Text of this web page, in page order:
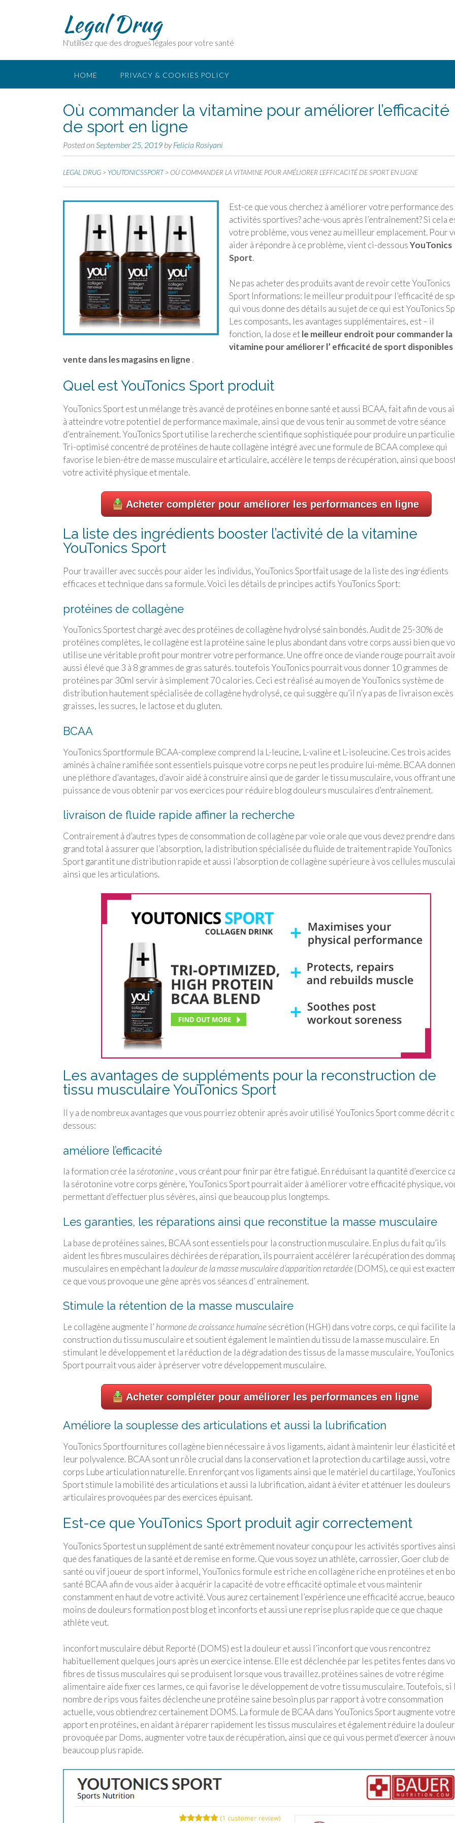
Legal Drug
N'utilisez que des drogues légales pour votre santé
HOME PRIVACY & COOKIES POLICY
Où commander la vitamine pour améliorer l’efficacité
de sport en ligne
Posted onSeptember 25, 2019 byFelicia Rosiyani
LEGAL DRUG > YOUTONICSSPORT > OÙ COMMANDER LA VITAMINE POUR AMÉLIORER L’EFFICACITÉ DE SPORT EN LIGNE
Est-ce que vous cherchez à améliorer votre performance des
activités sportives? ache-vous après l’entraînement? Si cela
votre problème, vous venez au meilleur emplacement. Pour
aider à répondre à ce problème, vient ci-dessousYouTonics
Sport.
Ne pas acheter des produits avant de revoir cette YouTonics
Sport Informations: le meilleur produit pour l’efficacité de
qui vous donne des détails au sujet de ce qui estYouTonics
Les composants, les avantages supplémentaires, est – il
fonction, la dose etle meilleur endroit pour commander la
vitamine pour améliorer l’ efficacité de sport disponibles
vente dans les magasins en ligne .
Quel estYouTonics Sport produit
YouTonics Sportest un mélange très avancé de protéines en bonne santé et aussi BCAA, fait afin de vous
à atteindre votre potentiel de performance maximale, ainsi que de vous tenir au sommet de votre séance
d’entraînement.YouTonics Sportutilise la recherche scientifique sophistiquée pour produire un
Tri-optimisé concentré de protéines de haute collagène intégré avec une formule de BCAA complexe qui
favorise le bien-être de masse musculaire et articulaire, accélère le temps de récupération, ainsi que
votre activité physique et mentale.
Acheter compléter pour améliorer les performances en ligne
La liste des ingrédients booster l’activité de la vitamine
YouTonics Sport
Pour travailler avec succès pour aider les individus, YouTonics Sportfait usage de la liste des ingrédients
efficaces et technique dans sa formule. Voici les détails de principes actifs YouTonics Sport:
protéines de collagène
YouTonics Sportest chargé avec des protéines de collagène hydrolysé sain bondés. Audit de 25-30% de
protéines complètes, le collagène est la protéine saine le plus abondant dans votre corps aussi bien que
utilise une véritable profit pour montrer votre performance. Une offre once de viande rouge pourrait
aussi élevé que 3 à 8 grammes de gras saturés. toutefois YouTonics pourrait vous donner 10 grammes de
protéines par 30ml servir à simplement 70 calories. Ceci est réalisé au moyen de YouTonics système de
distribution hautement spécialisée de collagène hydrolysé, ce qui suggère qu’il n’y a pas de livraison excès
graisses, les sucres, le lactose et du gluten.
BCAA
YouTonics Sportformule BCAA-complexe comprend la L-leucine, L-valine et L-isoleucine. Ces trois acides
aminés à chaîne ramifiée sont essentiels puisque votre corps ne peut les produire lui-même. BCAA
une pléthore d’avantages, d’avoir aidé à construire ainsi que de garder le tissu musculaire, vous offrant une
puissance de vous obtenir par vos exercices pour réduire blog douleurs musculaires d’entraînement.
livraison de fluide rapide affiner la recherche
Contrairement à d’autres types de consommation de collagène par voie orale que vous devez prendre
grand total à assurer que l’absorption, la distribution spécialisée du fluide de traitement rapide YouTonics
Sportgarantit une distribution rapide et aussi l’absorption de collagène supérieure à vos cellules
ainsi que les articulations.
Les avantages de suppléments pour la reconstruction de
tissu musculaire YouTonics Sport
Il y a de nombreux avantages que vous pourriez obtenir après avoir utilisé YouTonics Sportcomme décrit
dessous:
améliore l’efficacité
la formation crée lasérotonine , vous créant pour finir par être fatigué. En réduisant la quantité d’exercice
la sérotonine votre corps génère, YouTonics Sportpourrait aider à améliorer votre efficacité physique,
permettant d’effectuer plus sévères, ainsi que beaucoup plus longtemps.
Les garanties, les réparations ainsi que reconstitue la masse musculaire
La base de protéines saines, BCAA sont essentiels pour la construction musculaire. En plus du fait qu’ils
aident les fibres musculaires déchirées de réparation, ils pourraient accélérer la récupération des
musculaires en empêchant ladouleur de la masse musculaire d’apparition retardée (DOMS), ce qui est
ce que vous provoque une gêne après vos séances d’ entraînement.
Stimule la rétention de la masse musculaire
Le collagène augmente l’ hormone de croissance humaine sécrétion (HGH) dans votre corps, ce qui facilite la
construction du tissu musculaire et soutient également le maintien du tissu de la masse musculaire. En
stimulant le développement et la réduction de la dégradation des tissus de la masse musculaire, YouTonics
Sportpourrait vous aider à préserver votre développement musculaire.
Acheter compléter pour améliorer les performances en ligne
Améliore la souplesse des articulations et aussi la lubrification
YouTonics Sportfournitures collagène bien nécessaire à vos ligaments, aidant à maintenir leur élasticité et
leur polyvalence. BCAA sont un rôle crucial dans la conservation et la protection du cartilage aussi, votre
corps Lube articulation naturelle. En renforçant vos ligaments ainsi que le matériel du cartilage, YouTonics
Sportstimule la mobilité des articulations et aussi la lubrification, aidant à éviter et atténuer les douleurs
articulaires provoquées par des exercices épuisant.
Est-ce que YouTonics Sport produit agir correctement
YouTonics Sportest un supplément de santé extrêmement novateur conçu pour les activités sportives ainsi
que des fanatiques de la santé et de remise en forme. Que vous soyez un athlète, carrossier, Goer club de
santé ou vif joueur de sport informel, YouTonics formule est riche en collagène riche en protéines et en
santé BCAA afin de vous aider à acquérir la capacité de votre efficacité optimale et vous maintenir
constamment en haut de votre activité. Vous aurez certainement l’expérience une efficacité accrue,
moins de douleurs formation post blog et inconforts et aussi une reprise plus rapide que ce que chaque
athlète veut.
inconfort musculaire début Reporté (DOMS) est la douleur et aussi l’inconfort que vous rencontrez
habituellement quelques jours après un exercice intense. Elle est déclenchée par les petites fentes dans
fibres de tissus musculaires qui se produisent lorsque vous travaillez. protéines saines de votre régime
alimentaire aide fixer ces larmes, ce qui favorise le développement de votre tissu musculaire. Toutefois, si
nombre de rips vous faites déclenche une protéine saine besoin plus par rapport à votre consommation
actuelle, vous obtiendrez certainement DOMS. La formule de BCAA dans YouTonics Sportaugmente votre
apport en protéines, en aidant à réparer rapidement les tissus musculaires et également réduire la douleur
provoquée par Doms, augmenter votre taux de récupération, ainsi que ce qui vous permet d’exercer à
beaucoup plus rapide.